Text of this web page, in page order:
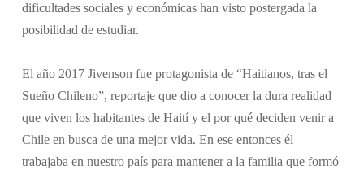
dificultades sociales y económicas han visto postergada la
posibilidad de estudiar.
El año 2017 Jivenson fue protagonista de “Haitianos, tras el
Sueño Chileno”, reportaje que dio a conocer la dura realidad
que viven los habitantes de Haití y el por qué deciden venir a
Chile en busca de una mejor vida. En ese entonces él
trabajaba en nuestro país para mantener a la familia que formó